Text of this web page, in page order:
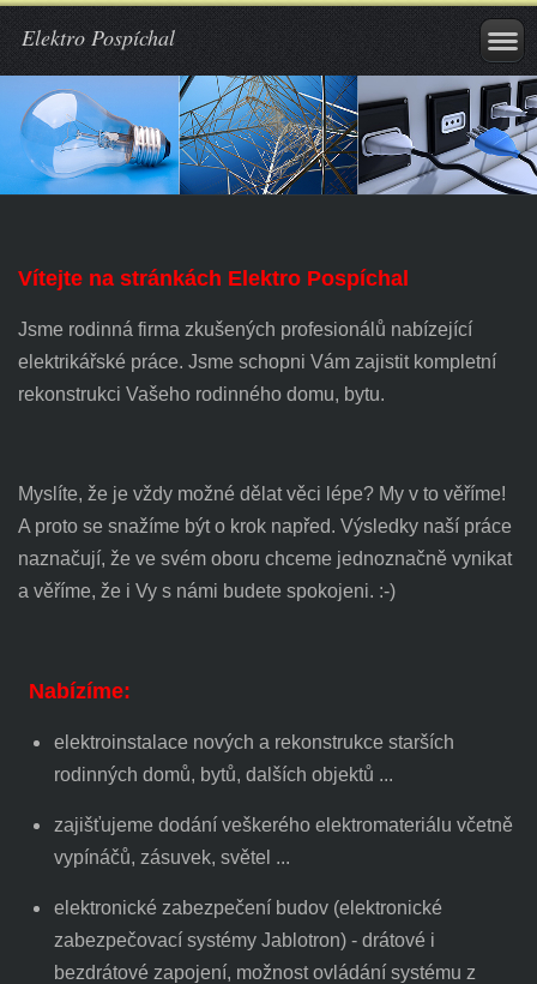
Elektro Pospíchal
Vítejte na stránkách Elektro Pospíchal
Jsme rodinná firma zkušených profesionálů nabízející
elektrikářské práce. Jsme schopni Vám zajistit kompletní
rekonstrukci Vašeho rodinného domu, bytu.
Myslíte, že je vždy možné dělat věci lépe? My v to věříme!
A proto se snažíme být o krok napřed. Výsledky naší práce
naznačují, že ve svém oboru chceme jednoznačně vynikat
a věříme, že i Vy s námi budete spokojeni. :-)
Nabízíme:
elektroinstalace nových a rekonstrukce starších
rodinných domů, bytů, dalších objektů ...
zajišťujeme dodání veškerého elektromateriálu včetně
vypínáčů, zásuvek, světel ...
elektronické zabezpečení budov (elektronické
zabezpečovací systémy Jablotron) - drátové i
bezdrátové zapojení, možnost ovládání systému z